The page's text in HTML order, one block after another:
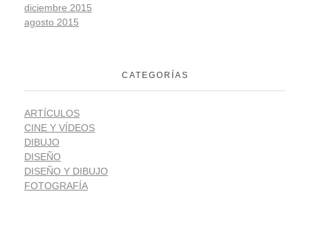
diciembre 2015
agosto 2015
CATEGORÍAS
ARTÍCULOS
CINE Y VÍDEOS
DIBUJO
DISEÑO
DISEÑO Y DIBUJO
FOTOGRAFÍA